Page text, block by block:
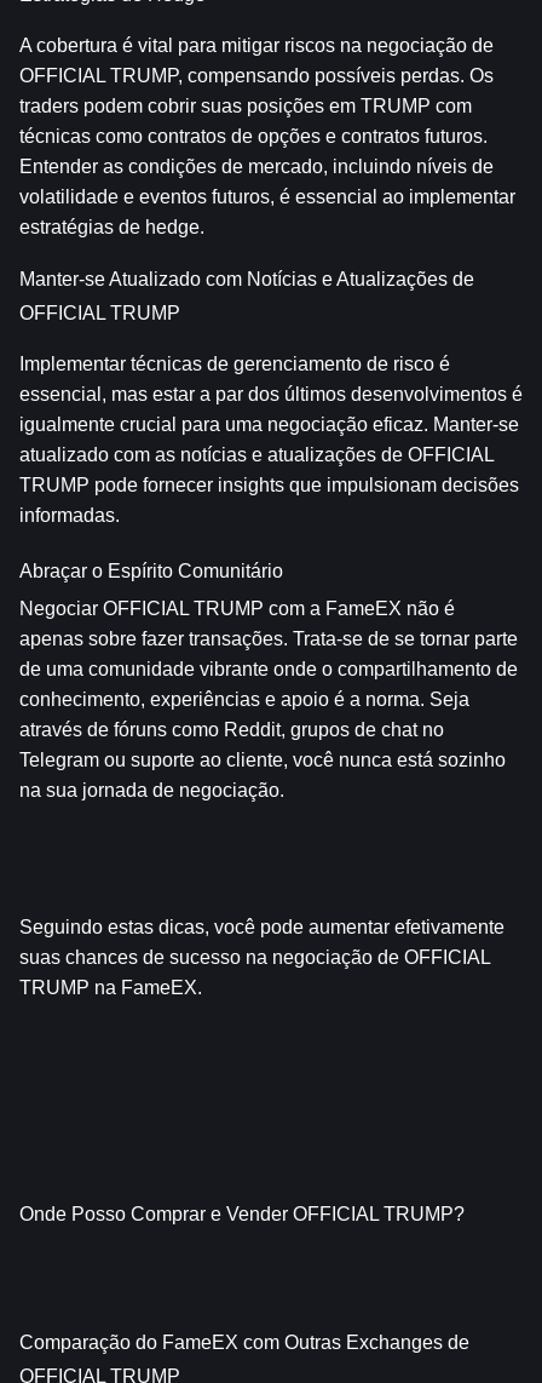
A cobertura é vital para mitigar riscos na negociação de
OFFICIAL TRUMP, compensando possíveis perdas. Os
traders podem cobrir suas posições em TRUMP com
técnicas como contratos de opções e contratos futuros.
Entender as condições de mercado, incluindo níveis de
volatilidade e eventos futuros, é essencial ao implementar
estratégias de hedge.
Manter-se Atualizado com Notícias e Atualizações de
OFFICIAL TRUMP
Implementar técnicas de gerenciamento de risco é
essencial, mas estar a par dos últimos desenvolvimentos é
igualmente crucial para uma negociação eficaz. Manter-se
atualizado com as notícias e atualizações de OFFICIAL
TRUMP pode fornecer insights que impulsionam decisões
informadas.
Abraçar o Espírito Comunitário
Negociar OFFICIAL TRUMP com a FameEX não é
apenas sobre fazer transações. Trata-se de se tornar parte
de uma comunidade vibrante onde o compartilhamento de
conhecimento, experiências e apoio é a norma. Seja
através de fóruns como Reddit, grupos de chat no
Telegram ou suporte ao cliente, você nunca está sozinho
na sua jornada de negociação.
Seguindo estas dicas, você pode aumentar efetivamente
suas chances de sucesso na negociação de OFFICIAL
TRUMP na FameEX.
Onde Posso Comprar e Vender OFFICIAL TRUMP?
Comparação do FameEX com Outras Exchanges de
OFFICIAL TRUMP